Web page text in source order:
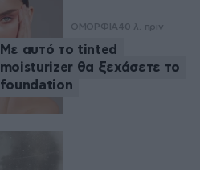
ΟΜΟΡΦΙΑ40 λ. πριν
Με αυτό το tinted
moisturizer θα ξεχάσετε το
foundation